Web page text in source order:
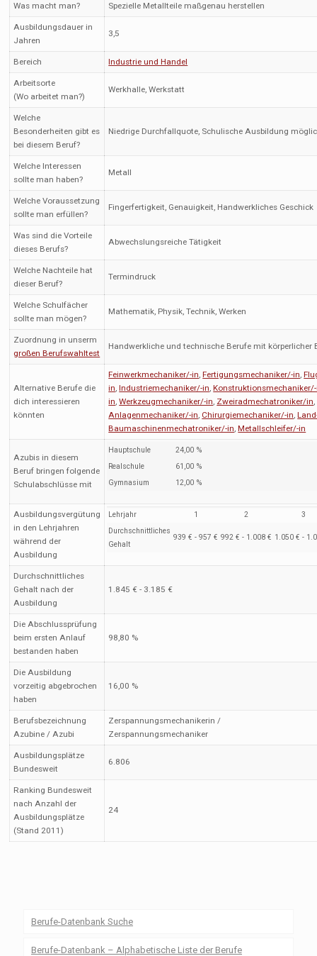
Was macht man? Spezielle Metallteile maßgenau herstellen
Ausbildungsdauer in
Jahren
3,5
Bereich Industrie und Handel
Arbeitsorte
(Wo arbeitet man?)
Werkhalle, Werkstatt
Welche
Besonderheiten gibt es
bei diesem Beruf?
Niedrige Durchfallquote, Schulische Ausbildung
Welche Interessen
sollte man haben?
Metall
Welche Voraussetzung
sollte man erfüllen?
Fingerfertigkeit, Genauigkeit, Handwerkliches Geschick
Was sind die Vorteile
dieses Berufs?
Abwechslungsreiche Tätigkeit
Welche Nachteile hat
dieser Beruf?
Termindruck
Welche Schulfächer
sollte man mögen?
Mathematik, Physik, Technik, Werken
Zuordnung in unserm
großen Berufswahltest
Handwerkliche und technische Berufe mit körperlicher
Alternative Berufe die
dich interessieren
könnten
Feinwerkmechaniker/-in,Fertigungsmechaniker/-in,
in,Industriemechaniker/-in,
in,Werkzeugmechaniker/-in, Zweiradmechatroniker/in,
Anlagenmechaniker/-in, Chirurgiemechaniker/-in,
Baumaschinenmechatroniker/-in,Metallschleifer/-in
Azubis in diesem
Beruf bringen folgende
Schulabschlüsse mit
Hauptschule
24,00 %
Realschule
61,00 %
Gymnasium
12,00 %
Ausbildungsvergütung
in den Lehrjahren
während der
Ausbildung
Lehrjahr 1 2
3
Durchschnittliches
Gehalt
939 € - 957 € 992 € - 1.008 € 1.050 € -
Durchschnittliches
Gehalt nach der
Ausbildung
1.845 € - 3.185 €
Die Abschlussprüfung
beim ersten Anlauf
bestanden haben
98,80 %
Die Ausbildung
vorzeitig abgebrochen
haben
16,00 %
Berufsbezeichnung
Azubine / Azubi
Zerspannungsmechanikerin /
Zerspannungsmechaniker
Ausbildungsplätze
Bundesweit
6.806
Ranking Bundesweit
nach Anzahl der
Ausbildungsplätze
(Stand 2011)
24
Berufe-Datenbank Suche
Berufe-Datenbank – Alphabetische Liste der Berufe